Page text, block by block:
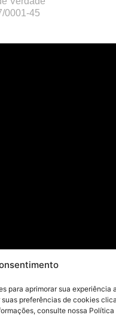
para aprimorar sua experiência
preferências de cookies
consulte nossa Política
0001-45